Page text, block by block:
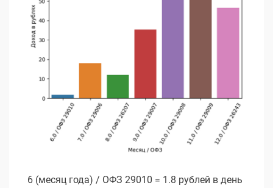
6 (месяц года) / ОФЗ 29010 = 1.8 рублей в день